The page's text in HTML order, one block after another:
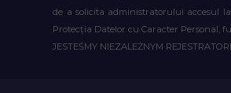
de a solicita administratorului accesul
Protecția Datelor cu Caracter Personal,
JESTEŚMY NIEZALEŻNYM